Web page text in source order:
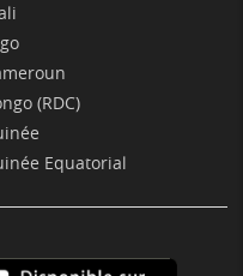
(RDC)
Equatorial